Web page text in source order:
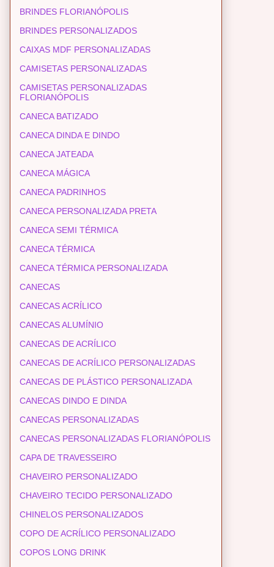
BRINDES FLORIANÓPOLIS
BRINDES PERSONALIZADOS
CAIXAS MDF PERSONALIZADAS
CAMISETAS PERSONALIZADAS
CAMISETAS PERSONALIZADAS
FLORIANÓPOLIS
CANECA BATIZADO
CANECA DINDA E DINDO
CANECA JATEADA
CANECA MÁGICA
CANECA PADRINHOS
CANECA PERSONALIZADA PRETA
CANECA SEMI TÉRMICA
CANECA TÉRMICA
CANECA TÉRMICA PERSONALIZADA
CANECAS
CANECAS ACRÍLICO
CANECAS ALUMÍNIO
CANECAS DE ACRÍLICO
CANECAS DE ACRÍLICO PERSONALIZADAS
CANECAS DE PLÁSTICO PERSONALIZADA
CANECAS DINDO E DINDA
CANECAS PERSONALIZADAS
CANECAS PERSONALIZADAS FLORIANÓPOLIS
CAPA DE TRAVESSEIRO
CHAVEIRO PERSONALIZADO
CHAVEIRO TECIDO PERSONALIZADO
CHINELOS PERSONALIZADOS
COPO DE ACRÍLICO PERSONALIZADO
COPOS LONG DRINK